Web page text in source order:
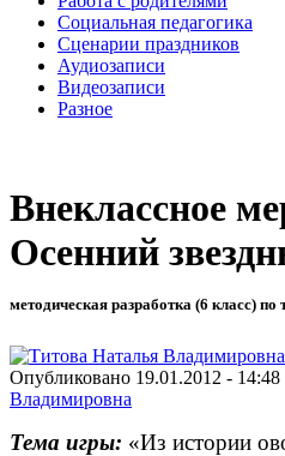
Социальная педагогика
Сценарии праздников
Аудиозаписи
Видеозаписи
Разное
Внеклассное
Осенний
методическая разработка (6 класс) по
Опубликовано 19.01.2012 - 14:48
Владимировна
Тема игры: «Из истории